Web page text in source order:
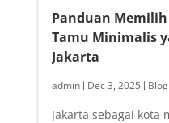
Panduan
Tamu Minimalis
Jakarta
admin | Dec 3, 2025 |
Jakarta sebagai kota